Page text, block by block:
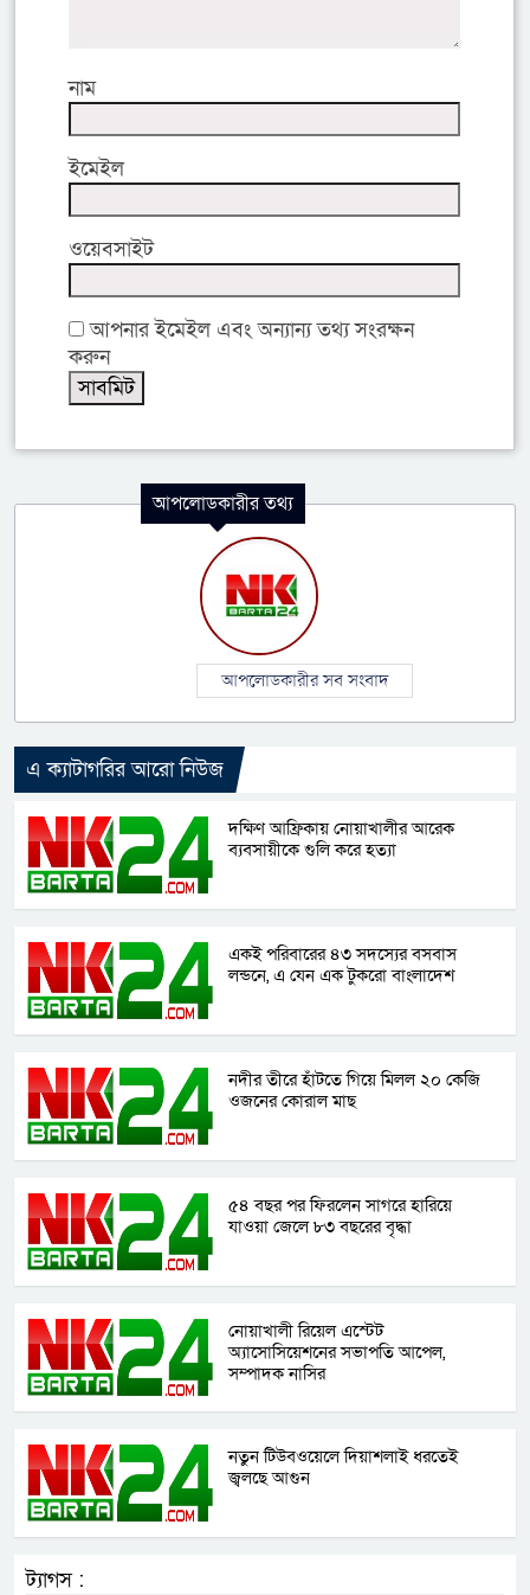
নাম
ইমেইল
ওয়েবসাইট
আপনার ইমেইল এবং অন্যান্য তথ্য সংরক্ষন
করুন
আপলোডকারীর তথ্য
আপলোডকারীর সব সংবাদ
এ ক্যাটাগরির আরো নিউজ
দক্ষিণ আফ্রিকায় নোয়াখালীর আরেক
ব্যবসায়ীকে গুলি করে হত্যা
একই পরিবারের ৪৩ সদস্যের বসবাস
লন্ডনে, এ যেন এক টুকরো বাংলাদেশ
নদীর তীরে হাঁটতে গিয়ে মিলল ২০ কেজি
ওজনের কোরাল মাছ
৫৪ বছর পর ফিরলেন সাগরে হারিয়ে
যাওয়া জেলে ৮৩ বছরের বৃদ্ধা
নোয়াখালী রিয়েল এস্টেট
অ্যাসোসিয়েশনের সভাপতি আপেল,
সম্পাদক নাসির
নতুন টিউবওয়েলে দিয়াশলাই ধরতেই
জ্বলছে আগুন
ট্যাগস :